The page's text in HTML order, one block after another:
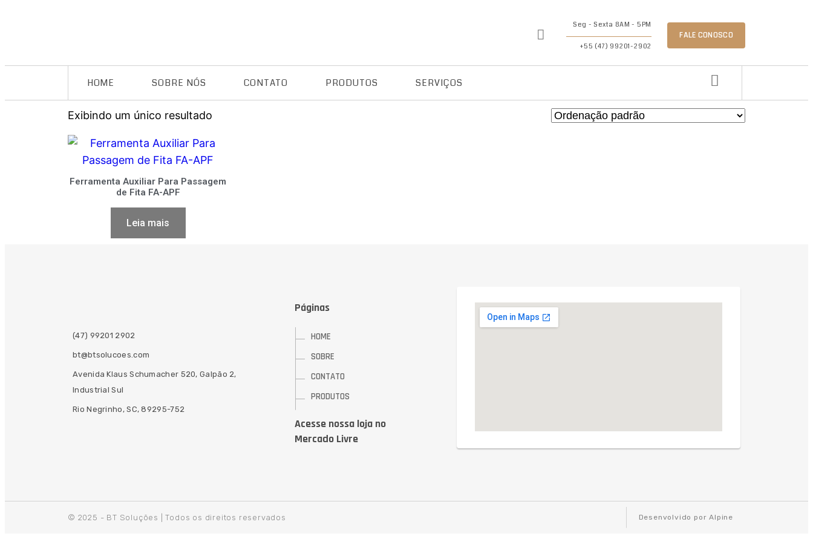
Seg - Sexta 8AM - 5PM
+55 (47) 99201-2902
FALE CONOSCO
HOME SOBRE NÓS CONTATO PRODUTOS SERVIÇOS
Exibindo um único resultado
Ferramenta Auxiliar Para Passagem
de Fita FA-APF
Leia mais
(47) 99201 2902
bt@btsolucoes.com
Avenida Klaus Schumacher 520, Galpão 2,
Industrial Sul
Rio Negrinho, SC, 89295-752
Páginas
HOME
SOBRE
CONTATO
PRODUTOS
Acesse nossa loja no
Mercado Livre
© 2025 - BT Soluções | Todos os direitos reservados Desenvolvido por Alpine